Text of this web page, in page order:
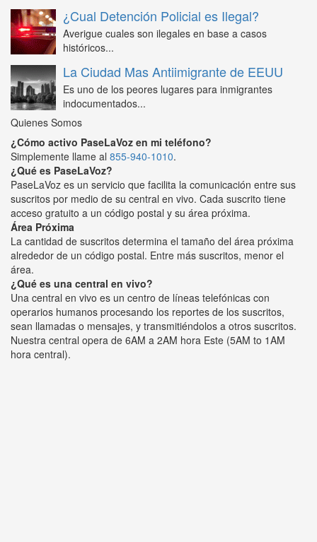
¿Cual Detención Policial es Ilegal?
Averigue cuales son ilegales en base a casos
históricos...
La Ciudad Mas Antiimigrante de EEUU
Es uno de los peores lugares para inmigrantes
indocumentados...
Quienes Somos
¿Cómo activo PaseLaVoz en mi teléfono?
Simplemente llame al 855-940-1010.
¿Qué es PaseLaVoz?
PaseLaVoz es un servicio que facilita la comunicación entre sus
suscritos por medio de su central en vivo. Cada suscrito tiene
acceso gratuito a un código postal y su área próxima.
Área Próxima
La cantidad de suscritos determina el tamaño del área próxima
alrededor de un código postal. Entre más suscritos, menor el
área.
¿Qué es una central en vivo?
Una central en vivo es un centro de líneas telefónicas con
operarios humanos procesando los reportes de los suscritos,
sean llamadas o mensajes, y transmitiéndolos a otros suscritos.
Nuestra central opera de 6AM a 2AM hora Este (5AM to 1AM
hora central).